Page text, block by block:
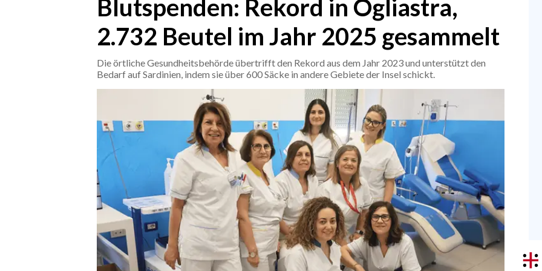
RISULTATI E CLASSIFICHE
Blutspenden: Rekord in Ogliastra,
2.732 Beutel im Jahr 2025 gesammelt
Die örtliche Gesundheitsbehörde übertrifft den Rekord aus dem Jahr 2023 und unterstützt den
Bedarf auf Sardinien, indem sie über 600 Säcke in andere Gebiete der Insel schickt.